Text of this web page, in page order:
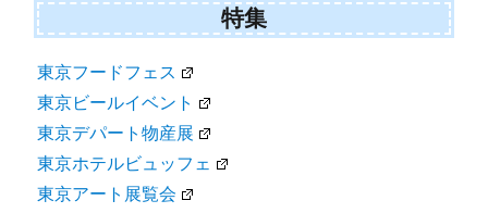
特集
東京フードフェス
東京ビールイベント
東京デパート物産展
東京ホテルビュッフェ
東京アート展覧会